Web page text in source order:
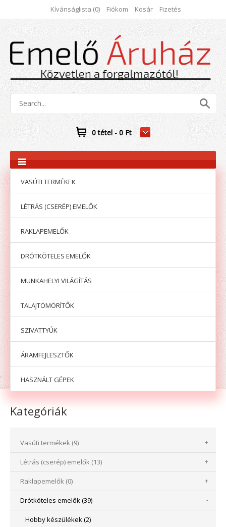
Kívánságlista (0) Fiókom Kosár Fizetés
0 tétel - 0 Ft
VASÚTI TERMÉKEK
LÉTRÁS (CSERÉP) EMELŐK
RAKLAPEMELŐK
DRÓTKÖTELES EMELŐK
MUNKAHELYI VILÁGÍTÁS
TALAJTÖMÖRÍTŐK
SZIVATTYÚK
ÁRAMFEJLESZTŐK
HASZNÁLT GÉPEK
Kategóriák
Vasúti termékek (9) +
Létrás (cserép) emelők (13) +
Raklapemelők (0) +
Drótköteles emelők (39) -
Hobby készülékek (2)